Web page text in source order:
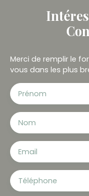
Merci de remplir le
vous dans les plus
Prénom
Nom
Email
Téléphone